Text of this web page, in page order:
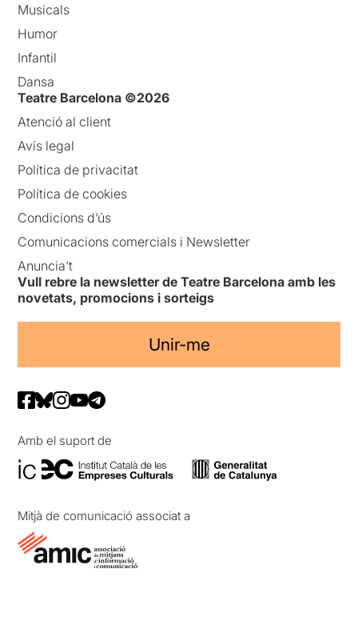
Musicals
Humor
Infantil
Dansa
Teatre Barcelona ©2026
Atenció al client
Avís legal
Política de privacitat
Política de cookies
Condicions d’ús
Comunicacions comercials i Newsletter
Anuncia’t
Vull rebre la newsletter de Teatre Barcelona amb les
novetats, promocions i sorteigs
Unir-me
Amb el suport de
Mitjà de comunicació associat a